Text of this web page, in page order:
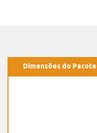
Dimensões do Pacote